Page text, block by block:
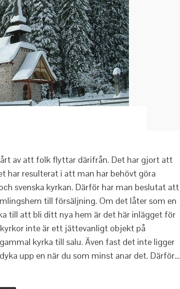
av att folk flyttar därifrån. Det har gjort att
har resulterat i att man har behövt göra
svenska kyrkan. Därför har man beslutat att
till försäljning. Om det låter som en
till att bli ditt nya hem är det här inlägget för
inte är ett jättevanligt objekt på
kyrka till salu. Även fast det inte ligger
upp en när du som minst anar det. Därför…